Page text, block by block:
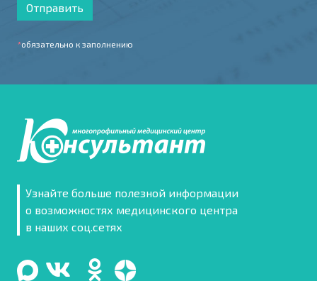
Отправить
*обязательно к заполнению
Узнайте больше полезной информации
о возможностях медицинского центра
в наших соц.сетях